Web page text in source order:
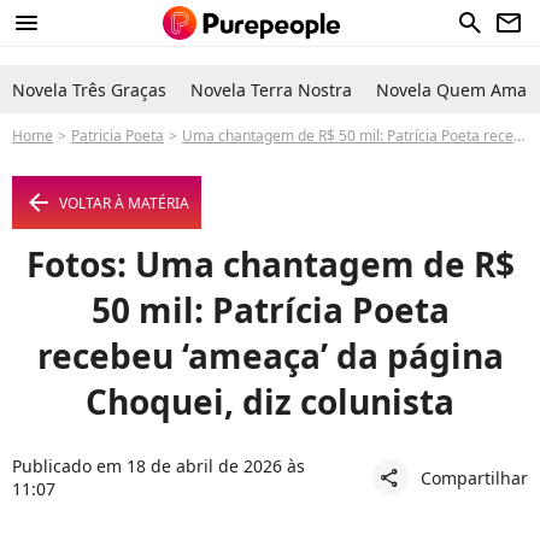
menu search newsletter
Novela Três Graças Novela Terra Nostra Novela Quem Ama
Home Patricia Poeta Uma chantagem de R$ 50 mil: Patrícia Poeta recebeu ‘ameaça’ da página Choquei, diz colunista
arrow_left VOLTAR À MATÉRIA
Fotos: Uma chantagem de R$
50 mil: Patrícia Poeta
recebeu ‘ameaça’ da página
Choquei, diz colunista
Publicado em 18 de abril de 2026 às
11:07
share Compartilhar